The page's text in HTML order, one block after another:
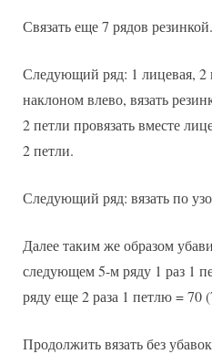
Связать еще 7 рядов резинкой.
Следующий ряд: 1 лицевая, 2
наклоном влево, вязать
2 петли провязать вместе
2 петли.
Следующий ряд: вязать по
Далее таким же образом
следующем 5-м ряду 1 раз 1
ряду еще 2 раза 1 петлю = 70
Продолжить вязать без